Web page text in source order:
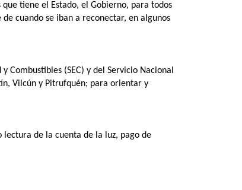
tiene el Estado, el Gobierno, para todos
cuando se iban a reconectar, en algunos
(SEC) y del Servicio Nacional
Vilcún y Pitrufquén; para orientar y
lectura de la cuenta de la luz, pago de